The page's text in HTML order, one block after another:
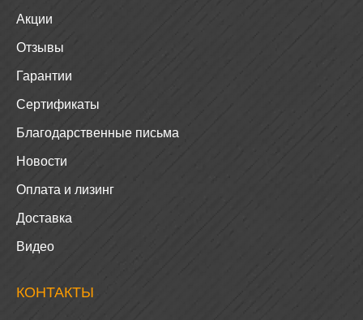
Акции
Отзывы
Гарантии
Сертификаты
Благодарственные письма
Новости
Оплата и лизинг
Доставка
Видео
КОНТАКТЫ